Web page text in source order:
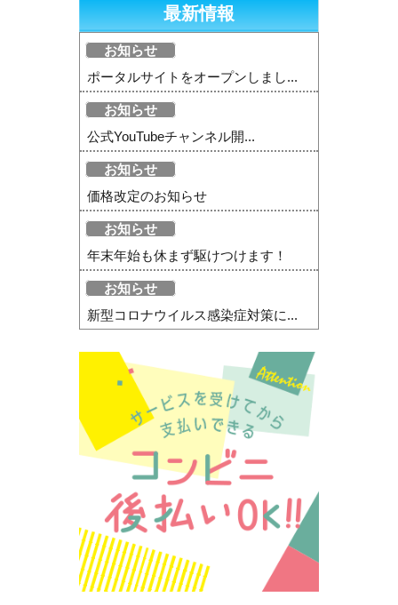
最新情報
お知らせ
ポータルサイトをオープンしまし...
お知らせ
公式YouTubeチャンネル開...
お知らせ
価格改定のお知らせ
お知らせ
年末年始も休まず駆けつけます！
お知らせ
新型コロナウイルス感染症対策に...